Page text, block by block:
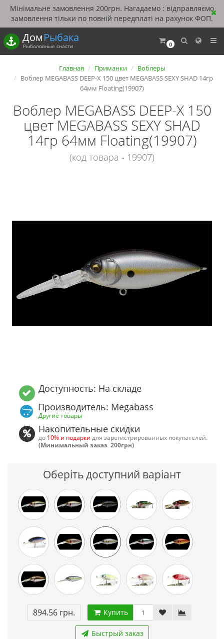
Мінімальне замовлення 200грн. Нагадаємо : відправляємо
замовлення тільки по повній передплаті на рахунок ФОП.
0
ДомРыбака
Рыболовные снасти
Главная Приманки
Воблеры
Воблер MEGABASS DEEP-X 150 цвет MEGABASS SEXY SHAD 14гр
64мм Floating(19907)
Воблер MEGABASS DEEP-X 150
цвет MEGABASS SEXY SHAD
14гр 64мм Floating(19907)
(код товара - 19907)
Доступность: На складе
Производитель: Megabass
Другие товары
Накопительные скидки
до 10% и подарки для зарегистрированных покупателей.
(Минимальный заказ 200грн)
Оберіть доступний варіант
894.56 грн. Купить
Быстрый заказ